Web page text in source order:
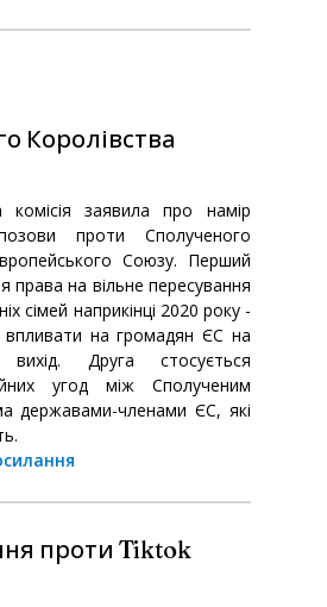
Королівства
комісія заявила про намір
проти Сполученого
Союзу. Перший
права на вільне пересування
сімей наприкінці 2020 року -
впливати на громадян ЄС на
Друга стосується
угод між Сполученим
державами-членами ЄС, які
проти Tiktok